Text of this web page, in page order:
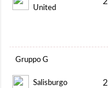
United
Gruppo G
Salisburgo 2